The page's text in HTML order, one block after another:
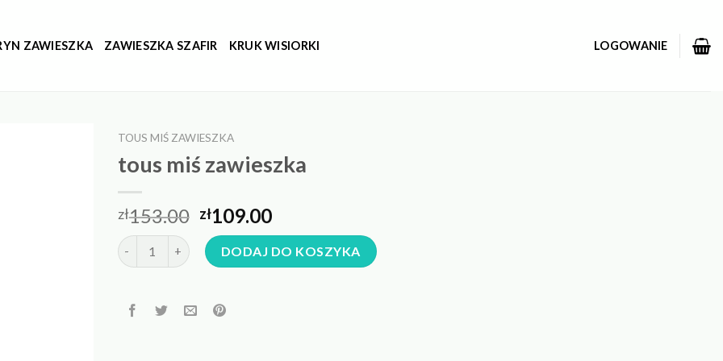
ZAWIESZKA ZAWIESZKA SZAFIR KRUK WISIORKI LOGOWANIE
TOUS MIŚ ZAWIESZKA
tous miś zawieszka
zł153.00 zł109.00
ilość tous miś zawieszkaDODAJ DO KOSZYKA